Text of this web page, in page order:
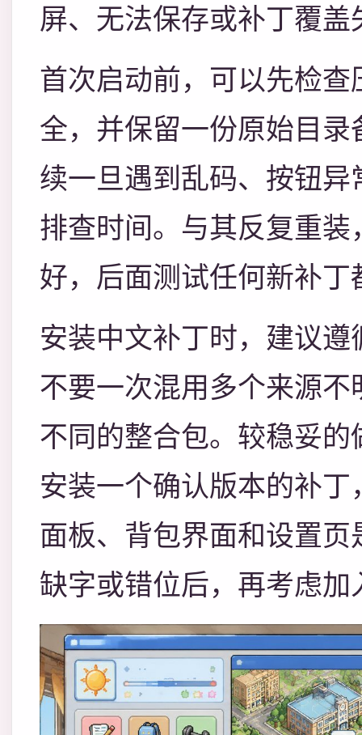
屏、无法保存或补丁覆盖
首次启动前，可以先检
全，并保留一份原始目
续一旦遇到乱码、按钮
排查时间。与其反复重
好，后面测试任何新补丁
安装中文补丁时，建议
不要一次混用多个来源
不同的整合包。较稳妥
安装一个确认版本的补
面板、背包界面和设置
缺字或错位后，再考虑